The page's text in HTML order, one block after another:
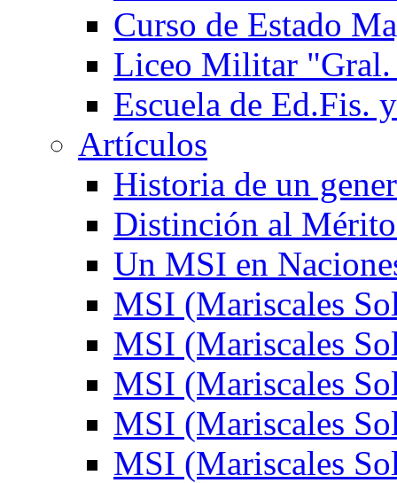
Curso de Estado
Liceo Militar
Escuela de Ed.Fis.
Artículos
Historia de un
Distinción al
Un MSI en
MSI (Mariscales
MSI (Mariscales
MSI (Mariscales
MSI (Mariscales
MSI (Mariscales